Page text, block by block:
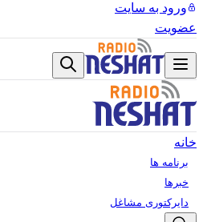
ورود به سایت
عضویت
خانه
برنامه ها
خبرها
دایرکتوری مشاغل